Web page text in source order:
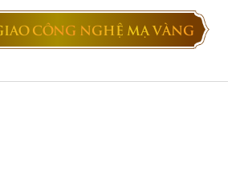
CÔNG NGHỆ MẠ VÀNG